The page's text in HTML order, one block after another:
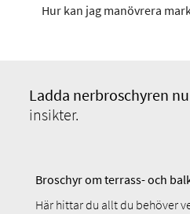
Hur kan jag manövrera
Ladda nerbroschyren nu
insikter.
Broschyr om terrass- och
Här hittar du allt du behöver